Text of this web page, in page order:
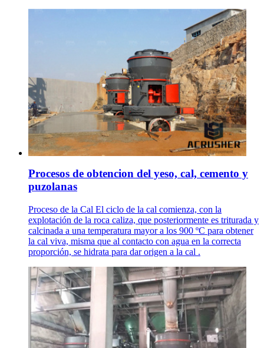
Procesos de obtencion del yeso, cal, cemento y
puzolanas
Proceso de la Cal El ciclo de la cal comienza, con la
explotación de la roca caliza, que posteriormente es triturada y
calcinada a una temperatura mayor a los 900 ºC para obtener
la cal viva, misma que al contacto con agua en la correcta
proporción, se hidrata para dar origen a la cal .